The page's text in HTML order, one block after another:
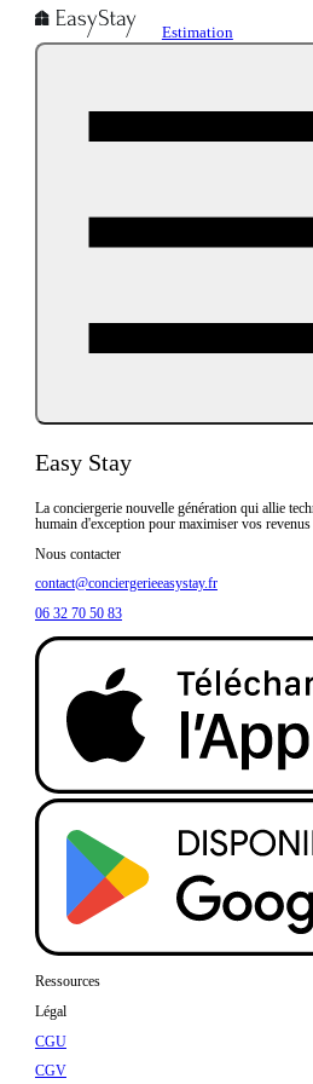
Estimation
Easy Stay
La conciergerie nouvelle génération qui allie
humain d'exception pour maximiser vos
Nous contacter
contact@conciergerieeasystay.fr
06 32 70 50 83
Ressources
Légal
CGU
CGV